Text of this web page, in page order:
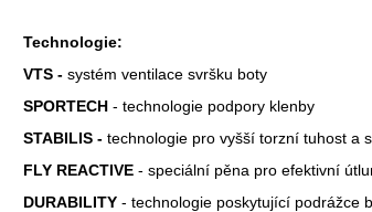
Technologie:
VTS - systém ventilace svršku boty
SPORTECH - technologie podpory klenby
STABILIS - technologie pro vyšší torzní tuhost a
FLY REACTIVE - speciální pěna pro efektivní
DURABILITY - technologie poskytující podrážce